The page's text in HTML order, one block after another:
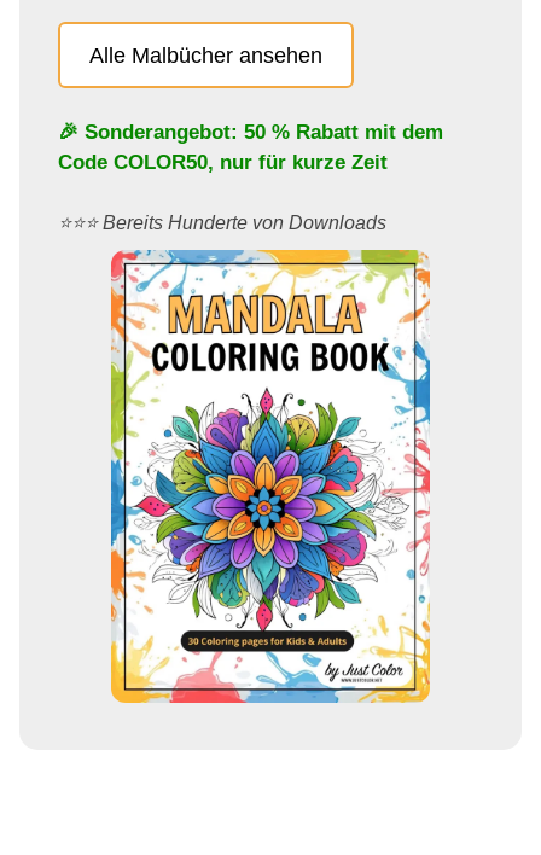
Alle Malbücher ansehen
🎉 Sonderangebot: 50 % Rabatt mit dem
Code COLOR50, nur für kurze Zeit
⭐️⭐️⭐️ Bereits Hunderte von Downloads